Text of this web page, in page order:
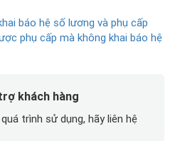
báo hệ số lương và phụ cấp
phụ cấp mà không khai báo hệ
khách hàng
trình sử dụng, hãy liên hệ